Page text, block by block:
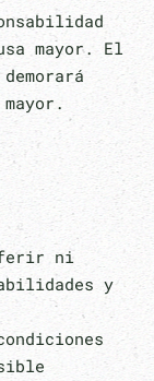
mayor. El
ni
y